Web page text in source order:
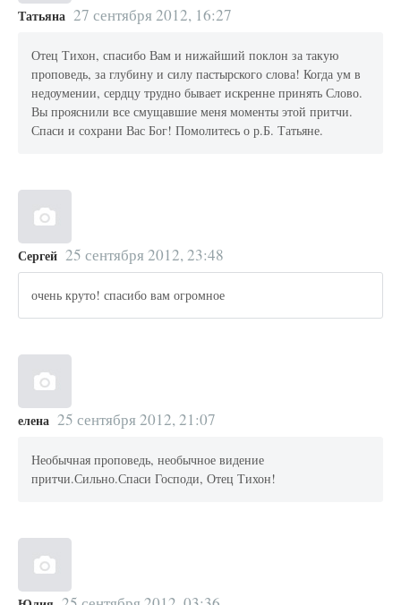
Татьяна 27 сентября 2012, 16:27
Отец Тихон, спасибо Вам и нижайший поклон за такую
проповедь, за глубину и силу пастырского слова! Когда ум в
недоумении, сердцу трудно бывает искренне принять Слово.
Вы прояснили все смущавшие меня моменты этой притчи.
Спаси и сохрани Вас Бог! Помолитесь о р.Б. Татьяне.
Сергей 25 сентября 2012, 23:48
очень круто! спасибо вам огромное
елена 25 сентября 2012, 21:07
Необычная проповедь, необычное видение
притчи.Сильно.Спаси Господи, Отец Тихон!